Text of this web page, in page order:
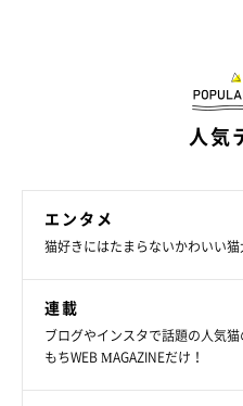
人気
エンタメ
猫好きにはたまらないかわいい
連載
ブログやインスタで話題の人気
もちWEB MAGAZINEだけ！